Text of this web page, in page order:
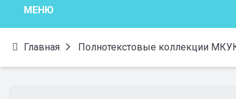
МЕНЮ
Главная Полнотекстовые коллекции